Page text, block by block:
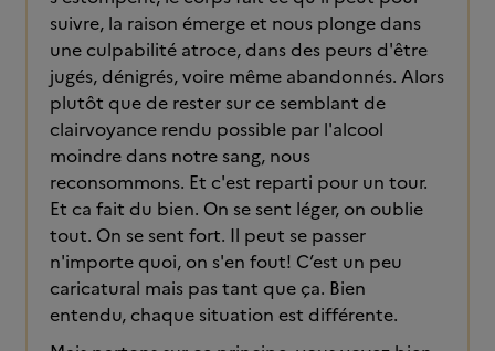
suivre, la raison émerge et nous plonge dans
une culpabilité atroce, dans des peurs d'être
jugés, dénigrés, voire même abandonnés. Alors
plutôt que de rester sur ce semblant de
clairvoyance rendu possible par l'alcool
moindre dans notre sang, nous
reconsommons. Et c'est reparti pour un tour.
Et ca fait du bien. On se sent léger, on oublie
tout. On se sent fort. Il peut se passer
n'importe quoi, on s'en fout! C’est un peu
caricatural mais pas tant que ça. Bien
entendu, chaque situation est différente.